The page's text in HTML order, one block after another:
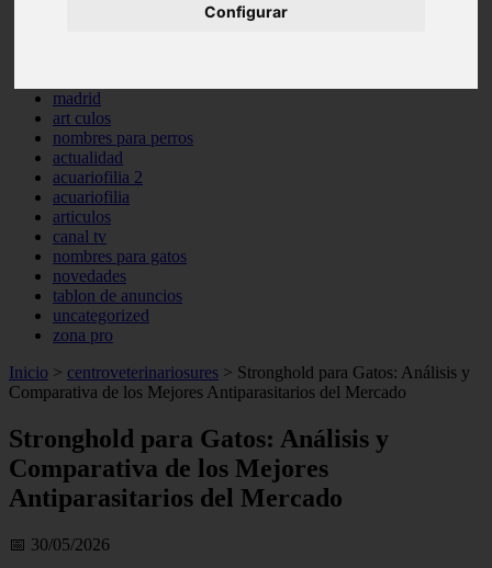
Configurar
madrid
art culos
nombres para perros
actualidad
acuariofilia 2
acuariofilia
articulos
canal tv
nombres para gatos
novedades
tablon de anuncios
uncategorized
zona pro
Inicio > centroveterinariosures > Stronghold para Gatos: Análisis y
Comparativa de los Mejores Antiparasitarios del Mercado
Stronghold para Gatos: Análisis y
Comparativa de los Mejores
Antiparasitarios del Mercado
📅 30/05/2026